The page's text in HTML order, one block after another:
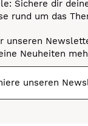
Sichere dir
rund um das
unseren
Neuheiten
unseren